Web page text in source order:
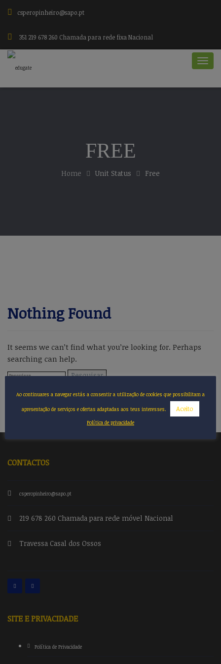
csperopinheiro@sapo.pt
351 219 678 260 Chamada para rede fixa Nacional
FREE
Home Unit Status Free
Nothing Found
It seems we can’t find what you’re looking for. Perhaps
searching can help.
Pesquisar
CONTACTOS
csperopinheiro@sapo.pt
219 678 260 Chamada para rede móvel Nacional
Travessa Casal dos Ossos
SITE E PRIVACIDADE
Política de Privacidade
Ao continuares a navegar estás a consentir a utilização de cookies que possibilitam a
apresentação de serviços e ofertas adaptadas aos teus interesses. Aceito
Política de privacidade